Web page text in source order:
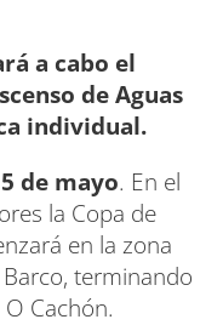
a cabo el
de Aguas
individual.
de mayo. En el
la Copa de
en la zona
terminando
Cachón.